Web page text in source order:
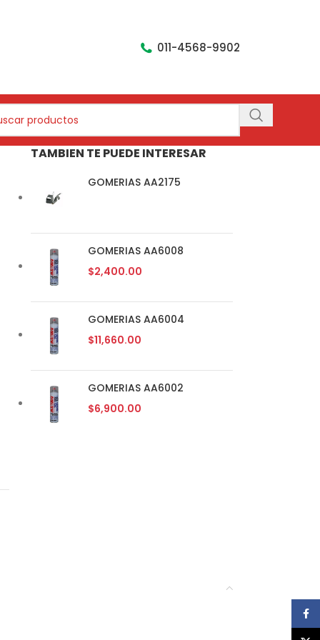
011-4568-9902
TAMBIEN TE PUEDE INTERESAR
GOMERIAS AA2175
GOMERIAS AA6008
$2,400.00
GOMERIAS AA6004
$11,660.00
GOMERIAS AA6002
$6,900.00